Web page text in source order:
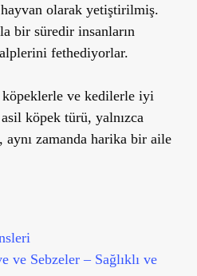
olarak yetiştirilmiş.
bir süredir insanların
fethediyorlar.
köpeklerle ve kedilerle iyi
köpek türü, yalnızca
zamanda harika bir aile
ve Sebzeler – Sağlıklı ve